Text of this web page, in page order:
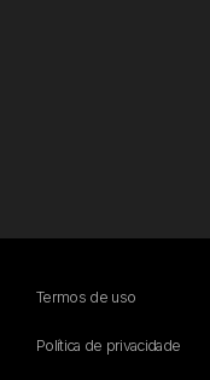
Termos de uso
Política de privacidade